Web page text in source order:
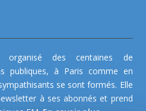
des centaines de
publiques, à Paris comme en
se sont formés. Elle
à ses abonnés et prend